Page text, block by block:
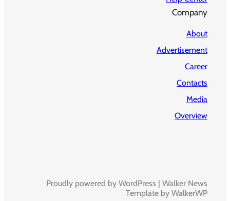
Company
About
Advertisement
Career
Contacts
Media
Overview
Proudly powered by WordPress | Walker News
Template by WalkerWP